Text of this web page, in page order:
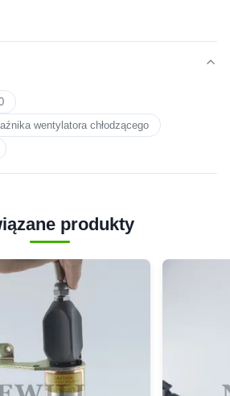
wentylatora chłodzącego
produkty